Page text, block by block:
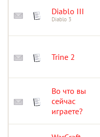
Diablo III
Diablo 3
Trine 2
Во что вы
сейчас
играете?